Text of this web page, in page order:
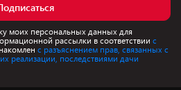
моих персональных данных для
рассылки в соответствии с
с разъяснением прав, связанных с
реализации, последствиями дачи